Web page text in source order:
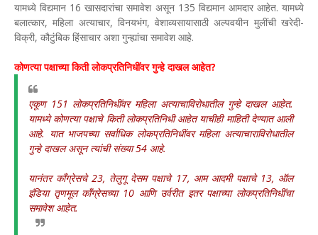
यामध्ये विद्यमान 16 खासदारांचा समावेश असून 135 विद्यमान आमदार आहेत. यामध्ये
बलात्कार, महिला अत्याचार, विनयभंग, वेशाव्यसायासाठी अल्पवयीन मुलींची खरेदी-
विक्री, कौटुंबिक हिंसाचार अशा गुन्ह्यांचा समावेश आहे.
कोणत्या पक्षाच्या किती लोकप्रतिनिधींवर गुन्हे दाखल आहेत?
एकूण 151 लोकप्रतिनिधींवर महिला अत्याचाविरोधातील गुन्हे दाखल आहेत.
यामध्ये कोणत्या पक्षाचे किती लोकप्रतिनिधी आहेत याचीही माहिती देण्यात आली
आहे. यात भाजपच्या सर्वाधिक लोकप्रतिनिधींवर महिला अत्याचाराविरोधातील
गुन्हे दाखल असून त्यांची संख्या 54 आहे.
यानंतर काँग्रेसचे 23, तेलुगू देसम पक्षाचे 17, आम आदमी पक्षाचे 13, ऑल
इंडिया तृणमूल काँग्रेसच्या 10 आणि उर्वरीत इतर पक्षाच्या लोकप्रतिनिधींचा
समावेश आहेत.